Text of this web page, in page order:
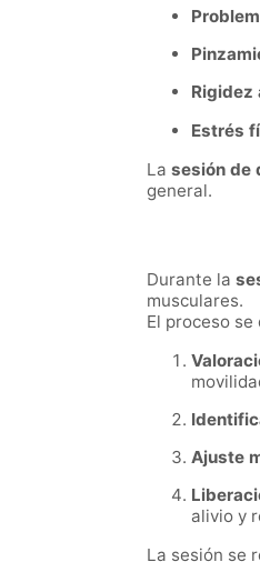
Rigidez
Estrés
La sesión de
general.
Durante la
musculares.
El proceso
Ajuste
alivio y
La sesión se